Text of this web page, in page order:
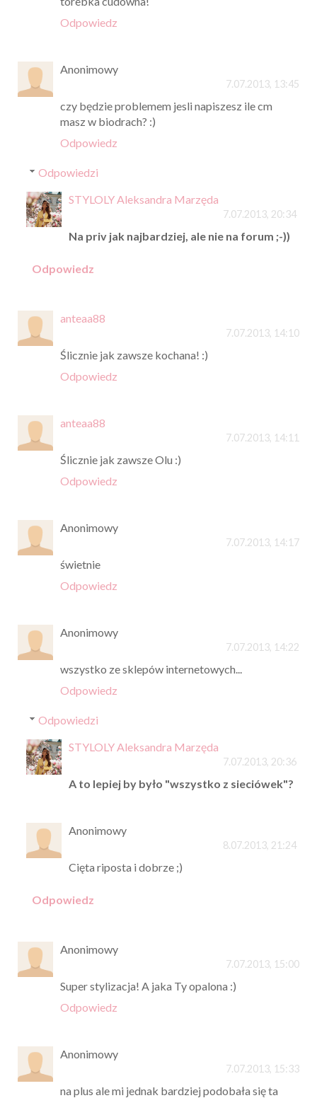
Odpowiedz
Anonimowy
7.07.2013, 13:45
czy będzie problemem jesli napiszesz ile cm
masz w biodrach? :)
Odpowiedz
Odpowiedzi
STYLOLY Aleksandra Marzęda
7.07.2013, 20:34
Na priv jak najbardziej, ale nie na forum ;-))
Odpowiedz
anteaa88
7.07.2013, 14:10
Ślicznie jak zawsze kochana! :)
Odpowiedz
anteaa88
7.07.2013, 14:11
Ślicznie jak zawsze Olu :)
Odpowiedz
Anonimowy
7.07.2013, 14:17
świetnie
Odpowiedz
Anonimowy
7.07.2013, 14:22
wszystko ze sklepów internetowych...
Odpowiedz
Odpowiedzi
STYLOLY Aleksandra Marzęda
7.07.2013, 20:36
A to lepiej by było "wszystko z sieciówek"?
Anonimowy
8.07.2013, 21:24
Cięta riposta i dobrze ;)
Odpowiedz
Anonimowy
7.07.2013, 15:00
Super stylizacja! A jaka Ty opalona :)
Odpowiedz
Anonimowy
7.07.2013, 15:33
na plus ale mi jednak bardziej podobała się ta